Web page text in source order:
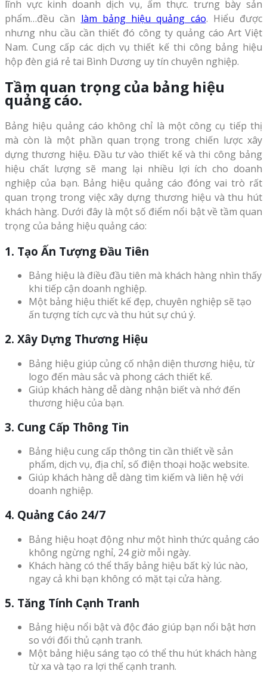
lĩnh vực kinh doanh dịch vụ, ẩm thực. trưng bày sản
phẩm…đều cần làm bảng hiệu quảng cáo. Hiểu được
nhưng nhu cầu cần thiết đó công ty quảng cáo Art Việt
Nam. Cung cấp các dịch vụ thiết kế thi công bảng hiệu
hộp đèn giá rẻ tai Bình Dương uy tín chuyên nghiệp.
Tầm quan trọng của bảng hiệu
quảng cáo.
Bảng hiệu quảng cáo không chỉ là một công cụ tiếp thị
mà còn là một phần quan trọng trong chiến lược xây
dựng thương hiệu. Đầu tư vào thiết kế và thi công bảng
hiệu chất lượng sẽ mang lại nhiều lợi ích cho doanh
nghiệp của bạn. Bảng hiệu quảng cáo đóng vai trò rất
quan trọng trong việc xây dựng thương hiệu và thu hút
khách hàng. Dưới đây là một số điểm nổi bật về tầm quan
trọng của bảng hiệu quảng cáo:
1. Tạo Ấn Tượng Đầu Tiên
Bảng hiệu là điều đầu tiên mà khách hàng nhìn thấy
khi tiếp cận doanh nghiệp.
Một bảng hiệu thiết kế đẹp, chuyên nghiệp sẽ tạo
ấn tượng tích cực và thu hút sự chú ý.
2. Xây Dựng Thương Hiệu
Bảng hiệu giúp củng cố nhận diện thương hiệu, từ
logo đến màu sắc và phong cách thiết kế.
Giúp khách hàng dễ dàng nhận biết và nhớ đến
thương hiệu của bạn.
3. Cung Cấp Thông Tin
Bảng hiệu cung cấp thông tin cần thiết về sản
phẩm, dịch vụ, địa chỉ, số điện thoại hoặc website.
Giúp khách hàng dễ dàng tìm kiếm và liên hệ với
doanh nghiệp.
4. Quảng Cáo 24/7
Bảng hiệu hoạt động như một hình thức quảng cáo
không ngừng nghỉ, 24 giờ mỗi ngày.
Khách hàng có thể thấy bảng hiệu bất kỳ lúc nào,
ngay cả khi bạn không có mặt tại cửa hàng.
5. Tăng Tính Cạnh Tranh
Bảng hiệu nổi bật và độc đáo giúp bạn nổi bật hơn
so với đối thủ cạnh tranh.
Một bảng hiệu sáng tạo có thể thu hút khách hàng
từ xa và tạo ra lợi thế cạnh tranh.